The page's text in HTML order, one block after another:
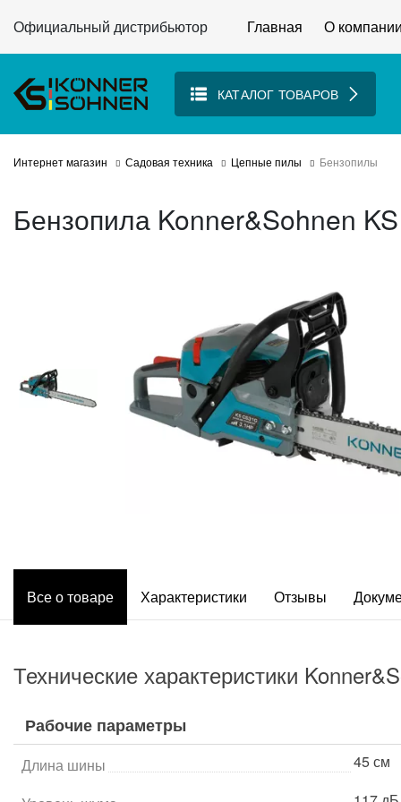
Официальный дистрибьютор Главная О компании
КАТАЛОГ ТОВАРОВ
Интернет магазин Садовая техника Цепные пилы Бензопилы
Бензопила Konner&Sohnen
Все о товаре Характеристики Отзывы
Технические характеристики
Рабочие параметры
Длина шины 45 см